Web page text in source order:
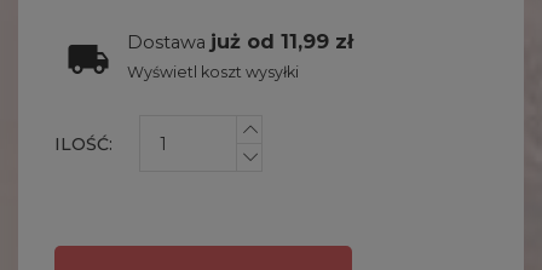
Dostawa już od 11,99 zł
Wyświetl koszt wysyłki
ILOŚĆ: